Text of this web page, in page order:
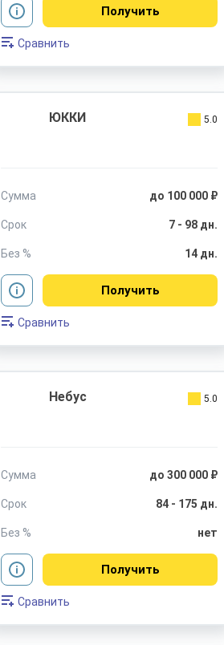
Получить
Сравнить
ЮККИ 5.0
Сумма до 100 000 ₽
Срок 7 - 98 дн.
Без % 14 дн.
Получить
Сравнить
Небус 5.0
Сумма до 300 000 ₽
Срок 84 - 175 дн.
Без % нет
Получить
Сравнить